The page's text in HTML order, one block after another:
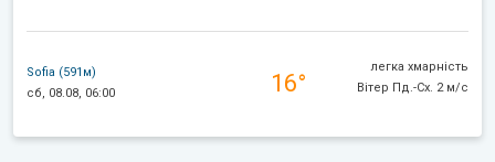
Sofia (591м)
сб, 08.08, 06:00
16°
легка хмарність
Вітер Пд.-Сх. 2 м/с